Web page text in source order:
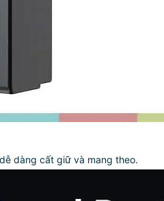
dàng cất giữ và mang theo.